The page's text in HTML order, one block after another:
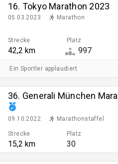
16. Tokyo Marathon 2023
05.03.2023 Marathon
Strecke
42,2 km
Platz
997
Ein Sportler applaudiert
36. Generali München
09.10.2022 Marathonstaffel
Strecke
15,2 km
Platz
30